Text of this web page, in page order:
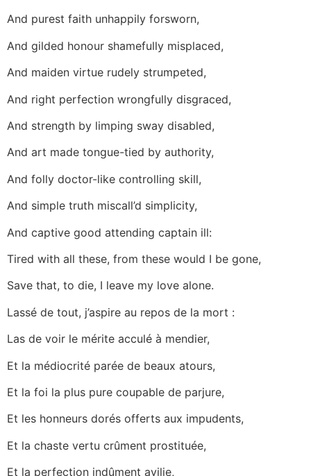
And purest faith unhappily forsworn,
And gilded honour shamefully misplaced,
And maiden virtue rudely strumpeted,
And right perfection wrongfully disgraced,
And strength by limping sway disabled,
And art made tongue-tied by authority,
And folly doctor-like controlling skill,
And simple truth miscall’d simplicity,
And captive good attending captain ill:
Tired with all these, from these would I be gone,
Save that, to die, I leave my love alone.
Lassé de tout, j’aspire au repos de la mort :
Las de voir le mérite acculé à mendier,
Et la médiocrité parée de beaux atours,
Et la foi la plus pure coupable de parjure,
Et les honneurs dorés offerts aux impudents,
Et la chaste vertu crûment prostituée,
Et la perfection indûment avilie,